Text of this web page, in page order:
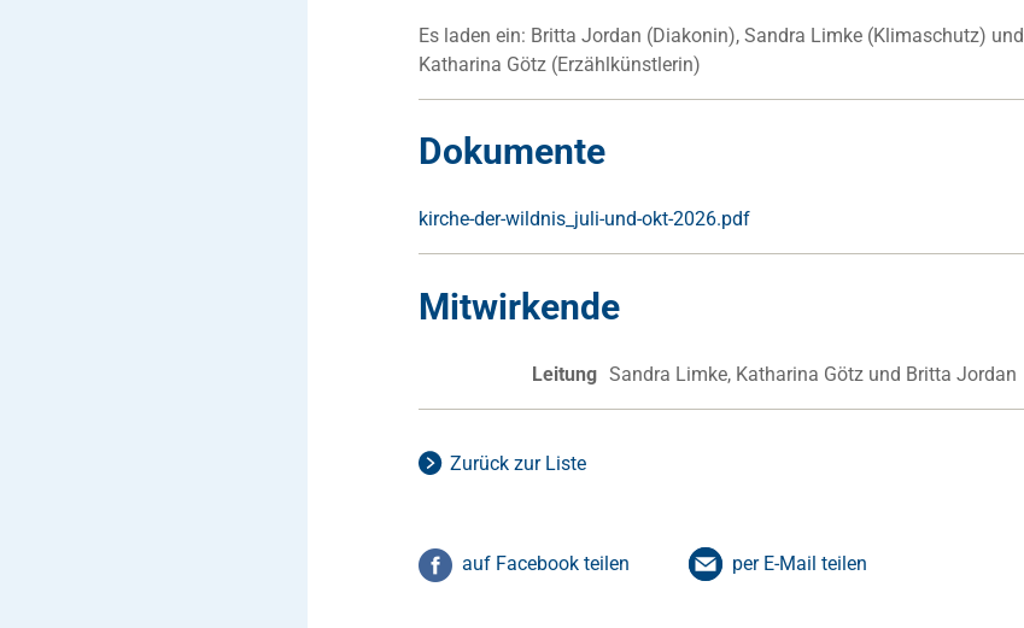
Es laden ein: Britta Jordan (Diakonin), Sandra Limke (Klimaschutz) und
Katharina Götz (Erzählkünstlerin)
Dokumente
kirche-der-wildnis_juli-und-okt-2026.pdf
Mitwirkende
Leitung Sandra Limke, Katharina Götz und Britta Jordan
Zurück zur Liste
auf Facebook teilen per E-Mail teilen